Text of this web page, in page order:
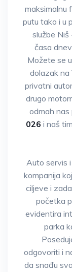
maksimalnu
putu tako i u
službe Niš
časa
Možete se
dolazak na
privatni
drugo
odmah
026 i naš
Auto servis i
kompanija
ciljeve i
početka
evidentira
parka
odgovoriti i
da snađu